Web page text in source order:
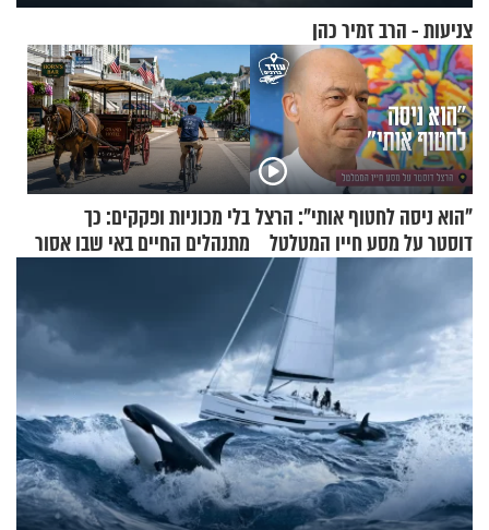
צניעות - הרב זמיר כהן
"הוא ניסה לחטוף אותי": הרצל
דוסטר על מסע חייו המטלטל
בלי מכוניות ופקקים: כך
מתנהלים החיים באי שבו אסור